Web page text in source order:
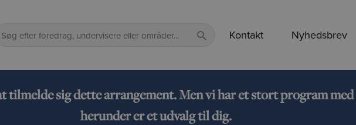
Kontakt Nyhedsbrev
sig dette arrangement. Men vi har et stort program med
herunder er et udvalg til dig.